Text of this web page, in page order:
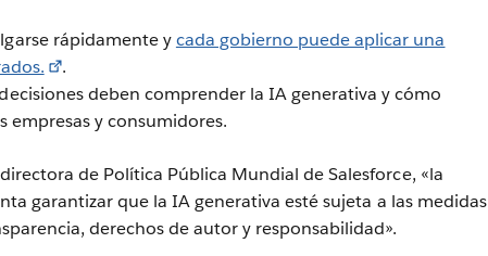
rápidamente ycada gobierno puede aplicar una
.
deben comprender la IA generativa y cómo
empresas y consumidores.
de Política Pública Mundial de Salesforce, «la
garantizar que la IA generativa esté sujeta a las medidas
derechos de autor y responsabilidad».